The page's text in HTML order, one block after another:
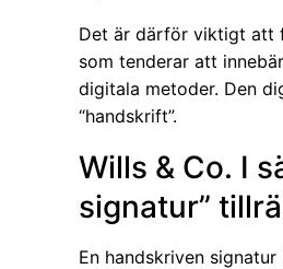
Det är därför viktigt att
som tenderar att
digitala metoder. Den
“handskrift”.
Wills & Co. I
signatur”
En handskriven